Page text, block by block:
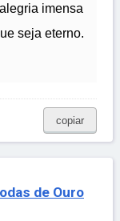
imensa
seja eterno.
copiar
de Ouro